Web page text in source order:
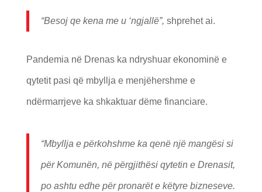
“Besoj qe kena me u ‘ngjallë”, shprehet ai.
Pandemia në Drenas ka ndryshuar ekonominë e
qytetit pasi që mbyllja e menjëhershme e
ndërmarrjeve ka shkaktuar dëme financiare.
“Mbyllja e përkohshme ka qenë një mangësi si
për Komunën, në përgjithësi qytetin e Drenasit,
po ashtu edhe për pronarët e këtyre bizneseve.